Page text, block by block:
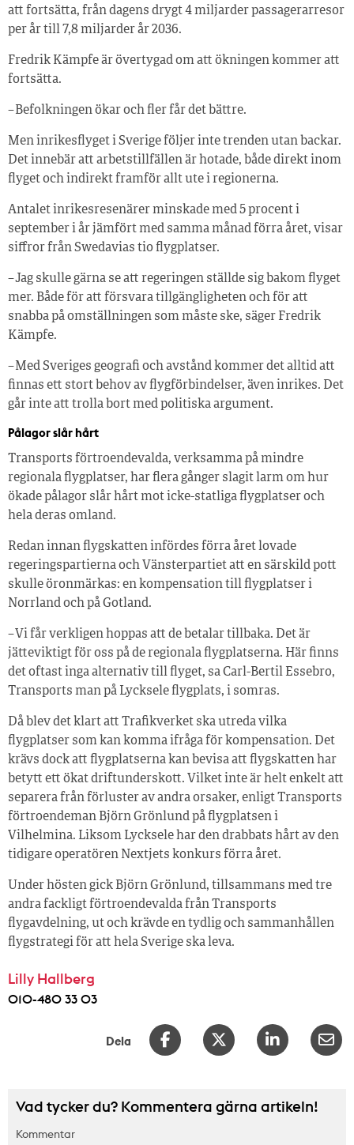
att fortsätta, från dagens drygt 4 miljarder passagerarresor
per år till 7,8 miljarder år 2036.
Fredrik Kämpfe är övertygad om att ökningen kommer att
fortsätta.
– Befolkningen ökar och fler får det bättre.
Men inrikesflyget i Sverige följer inte trenden utan backar.
Det innebär att arbetstillfällen är hotade, både direkt inom
flyget och indirekt framför allt ute i regionerna.
Antalet inrikesresenärer minskade med 5 procent i
september i år jämfört med samma månad förra året, visar
siffror från Swedavias tio flygplatser.
– Jag skulle gärna se att regeringen ställde sig bakom flyget
mer. Både för att försvara tillgängligheten och för att
snabba på omställningen som måste ske, säger Fredrik
Kämpfe.
– Med Sveriges geografi och avstånd kommer det alltid att
finnas ett stort behov av flygförbindelser, även inrikes. Det
går inte att trolla bort med politiska argument.
Pålagor slår hårt
Transports förtroendevalda, verksamma på mindre
regionala flygplatser, har flera gånger slagit larm om hur
ökade pålagor slår hårt mot icke-statliga flygplatser och
hela deras omland.
Redan innan flygskatten infördes förra året lovade
regeringspartierna och Vänsterpartiet att en särskild pott
skulle öronmärkas: en kompensation till flygplatser i
Norrland och på Gotland.
– Vi får verkligen hoppas att de betalar tillbaka. Det är
jätteviktigt för oss på de regionala flygplatserna. Här finns
det oftast inga alternativ till flyget, sa Carl-Bertil Essebro,
Transports man på Lycksele flygplats, i somras.
Då blev det klart att Trafikverket ska utreda vilka
flygplatser som kan komma ifråga för kompensation. Det
krävs dock att flygplatserna kan bevisa att flygskatten har
betytt ett ökat driftunderskott. Vilket inte är helt enkelt att
separera från förluster av andra orsaker, enligt Transports
förtroendeman Björn Grönlund på flygplatsen i
Vilhelmina. Liksom Lycksele har den drabbats hårt av den
tidigare operatören Nextjets konkurs förra året.
Under hösten gick Björn Grönlund, tillsammans med tre
andra fackligt förtroendevalda från Transports
flygavdelning, ut och krävde en tydlig och sammanhållen
flygstrategi för att hela Sverige ska leva.
Lilly Hallberg
010-480 33 03
Dela
Vad tycker du? Kommentera gärna artikeln!
Kommentar